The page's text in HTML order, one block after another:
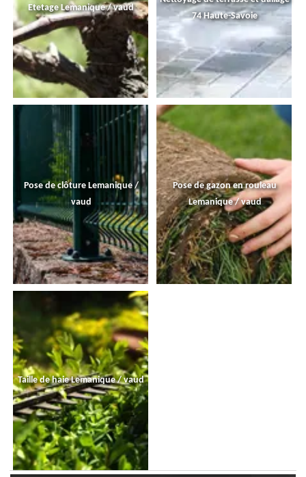
Etetage Lemanique / vaud
74 Haute-Savoie
Pose de clôture Lemanique /
vaud
Pose de gazon en rouleau
Lemanique / vaud
Taille de haie Lemanique / vaud